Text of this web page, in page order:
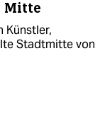
Mitte
Künstler,
Stadtmitte von